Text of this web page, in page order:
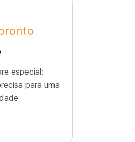
especial:
para uma